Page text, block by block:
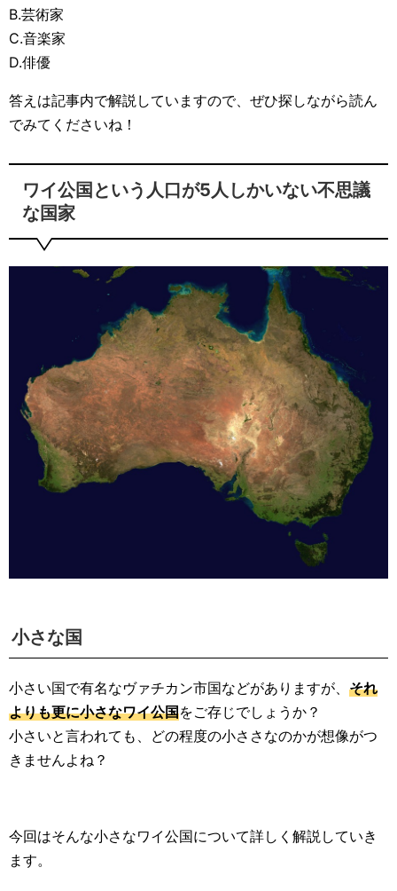
B.芸術家
C.音楽家
D.俳優
答えは記事内で解説していますので、ぜひ探しながら読ん
でみてくださいね！
ワイ公国という人口が5人しかいない不思議
な国家
小さな国
小さい国で有名なヴァチカン市国などがありますが、 それ
よりも更に小さなワイ公国をご存じでしょうか？
小さいと言われても、どの程度の小ささなのかが想像がつ
きませんよね？
今回はそんな小さなワイ公国について詳しく解説していき
ます。